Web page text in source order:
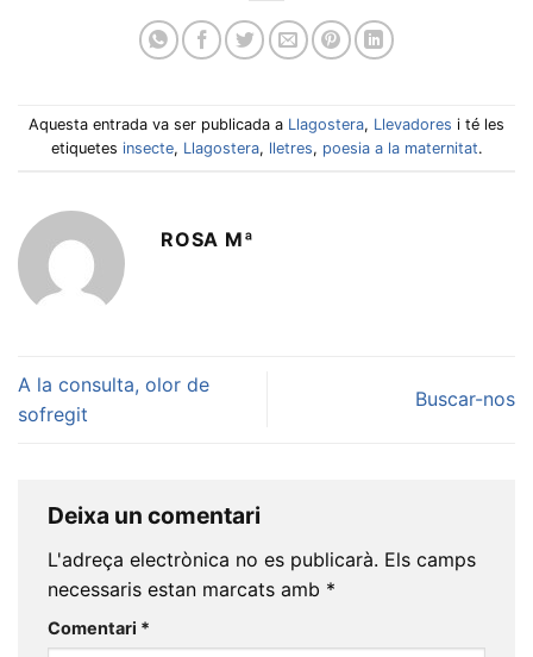
Aquesta entrada va ser publicada a Llagostera, Llevadores i té les
etiquetes insecte, Llagostera, lletres, poesia a la maternitat.
ROSA Mª
A la consulta, olor de
sofregit
Buscar-nos
Deixa un comentari
L'adreça electrònica no es publicarà. Els camps
necessaris estan marcats amb *
Comentari *